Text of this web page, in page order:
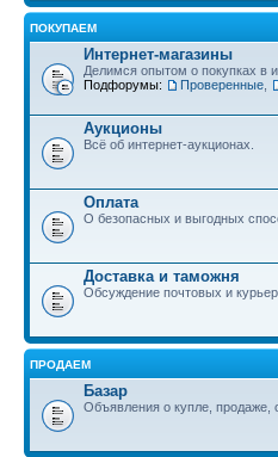
ПОКУПАЕМ
Интернет-магазины
Делимся опытом о покупках в
Подфорумы:
Проверенные
Аукционы
Всё об интернет-аукционах.
Оплата
О безопасных и выгодных
Доставка и таможня
Обсуждение почтовых и
ПРОДАЕМ
Базар
Объявления о купле, продаже,